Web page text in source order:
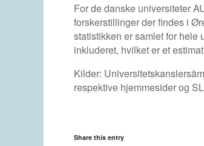
For de danske universiteter
forskerstillinger der findes i
statistikken er samlet for hele
inkluderet, hvilket er et
Kilder:
respektive hjemmesider og
Share this entry